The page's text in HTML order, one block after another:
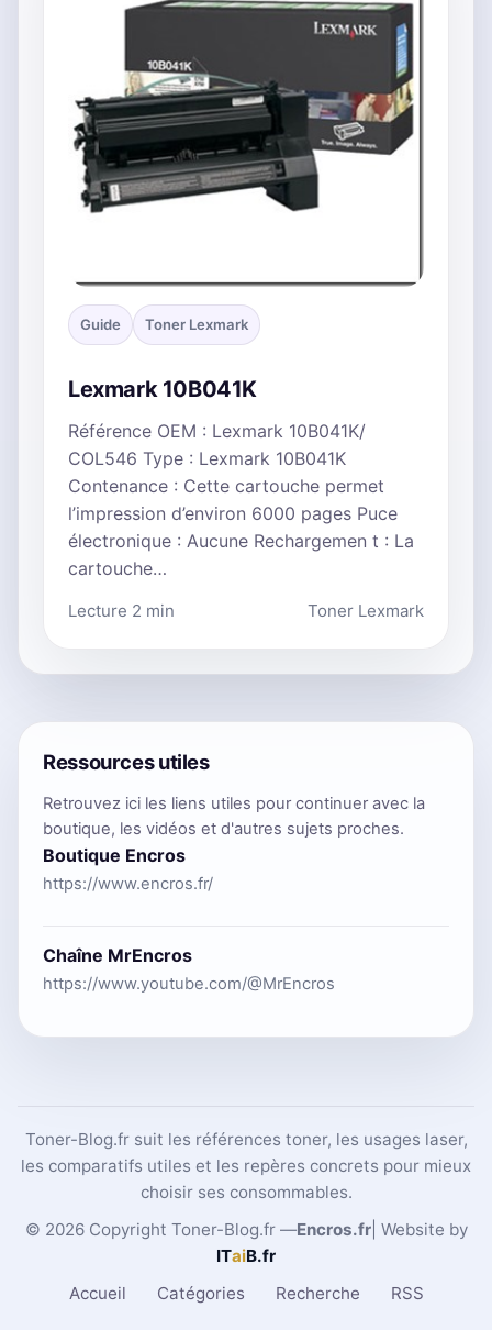
Guide Toner Lexmark
Lexmark 10B041K
Référence OEM : Lexmark 10B041K/
COL546 Type : Lexmark 10B041K
Contenance : Cette cartouche permet
l’impression d’environ 6000 pages Puce
électronique : Aucune Rechargemen t : La
cartouche…
Lecture 2 min Toner Lexmark
Ressources utiles
Retrouvez ici les liens utiles pour continuer avec la
boutique, les vidéos et d'autres sujets proches.
Boutique Encros
https://www.encros.fr/
Chaîne MrEncros
https://www.youtube.com/@MrEncros
Toner-Blog.fr suit les références toner, les usages laser,
les comparatifs utiles et les repères concrets pour mieux
choisir ses consommables.
© 2026 Copyright Toner-Blog.fr —Encros.fr| Website by
ITaiB.fr
Accueil
Catégories Recherche RSS